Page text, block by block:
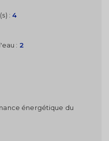
: 4
: 2
énergétique du